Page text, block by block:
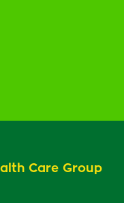
Care Group